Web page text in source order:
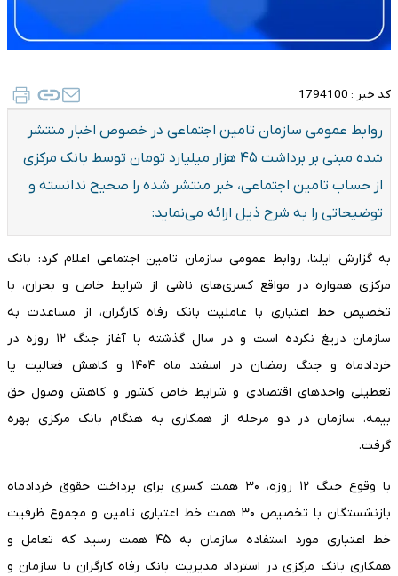
کد خبر : 1794100
​روابط عمومی سازمان تامین اجتماعی در خصوص اخبار منتشر
شده مبنی بر برداشت ۴۵ هزار میلیارد تومان توسط بانک مرکزی
از حساب تامین اجتماعی، خبر منتشر شده را صحیح ندانسته و
توضیحاتی را به شرح ذیل ارائه می‌نماید:
به گزارش ایلنا، روابط عمومی سازمان تامین اجتماعی اعلام کرد: بانک
مرکزی همواره در مواقع کسری‌های ناشی از شرایط خاص و بحران، با
تخصیص خط اعتباری با عاملیت بانک رفاه کارگران، از مساعدت به
سازمان دریغ نکرده است و در سال گذشته با آغاز جنگ ۱۲ روزه در
خردادماه و جنگ رمضان در اسفند ماه ۱۴۰۴ و کاهش فعالیت یا
تعطیلی واحدهای اقتصادی و شرایط خاص کشور و‌ کاهش وصول حق
بیمه، سازمان در دو مرحله از همکاری به هنگام بانک مرکزی بهره
گرفت.
با وقوع جنگ ۱۲ روزه، ۳۰ همت کسری برای پرداخت حقوق خردادماه
بازنشستگان با تخصیص ۳۰ همت خط اعتباری تامین و مجموع ظرفیت
خط اعتباری مورد استفاده سازمان به ۴۵ همت رسید که تعامل و‌
همکاری بانک مرکزی در استرداد مدیریت بانک رفاه کارگران با سازمان و